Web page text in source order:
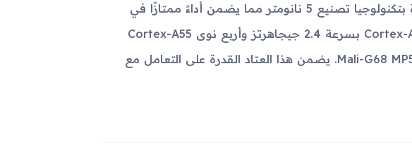
يعمل الجهاز بمعالج Exynos 1380 ثماني النواة بتكنولوجيا تصنيع 5 نانومتر مما يضمن أداءً ممتازًا في
جميع المهام. يحتوي المعالج على أربع نوى Cortex-A78 بسرعة 2.4 جيجاهرتز وأربع نوى Cortex-A55
بسرعة 2.0 جيجاهرتز، مدعومًا بمعالج رسومي Mali-G68 MP5. يضمن هذا العتاد القدرة على التعامل مع